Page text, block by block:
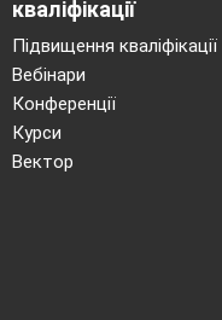
кваліфікації
Підвищення кваліфікації
Вебінари
Конференції
Курси
Вектор